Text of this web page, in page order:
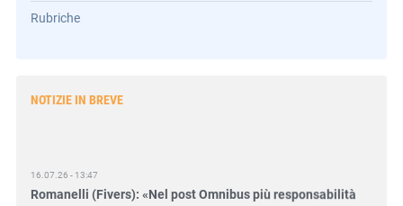
Rubriche
NOTIZIE IN BREVE
Romanelli (Fivers): «Nel post Omnibus più responsabilità
per gli amministratori»